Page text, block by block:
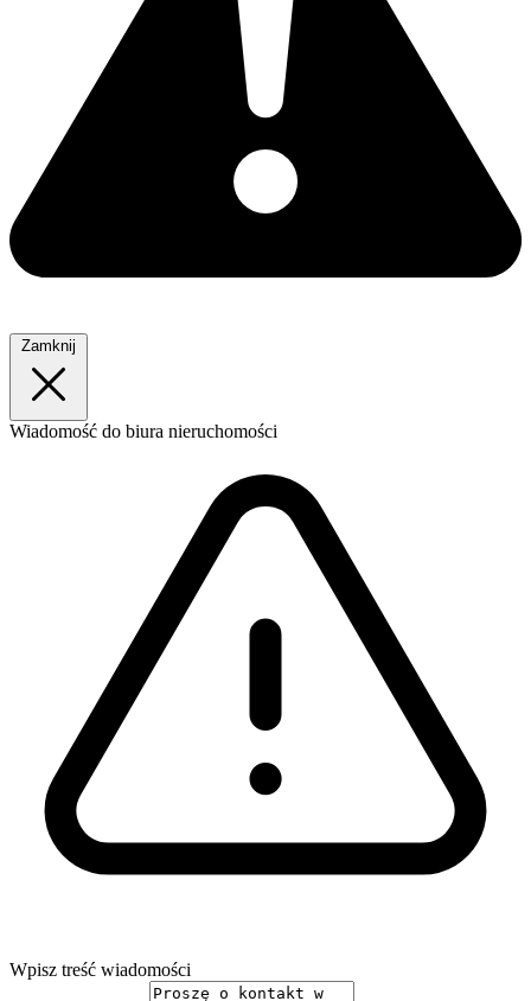
Zamknij
Wiadomość do biura nieruchomości
Wpisz treść wiadomości